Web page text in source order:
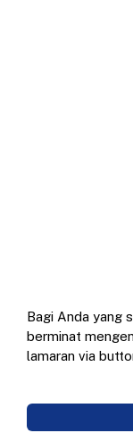
Bagi Anda yang
berminat
lamaran via